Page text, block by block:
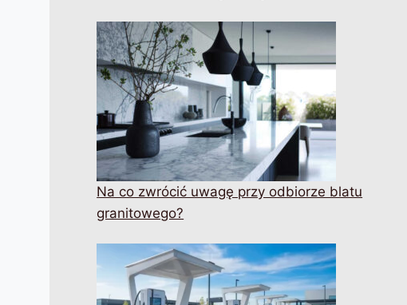
Na co zwrócić uwagę przy odbiorze blatu
granitowego?